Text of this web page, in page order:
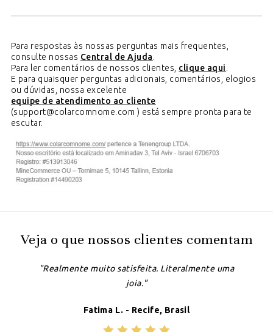
Para respostas às nossas perguntas mais frequentes,
consulte nossas Central de Ajuda.
Para ler comentários de nossos clientes, clique aqui.
E para quaisquer perguntas adicionais, comentários, elogios
ou dúvidas, nossa excelente
equipe de atendimento ao cliente
(support@colarcomnome.com ) está sempre pronta para te
escutar.
Veja o que nossos clientes comentam
"Realmente muito satisfeita. Literalmente uma
joia."
Fatima L. - Recife, Brasil